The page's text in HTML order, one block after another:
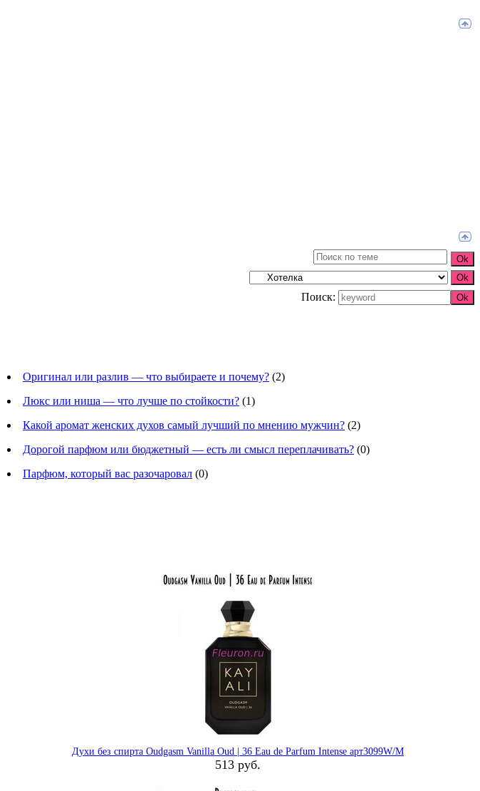
Поиск:
Оригинал или разлив — что выбираете и почему? (2)
Люкс или ниша — что лучше по стойкости? (1)
Какой аромат женских духов самый лучший по мнению мужчин? (2)
Дорогой парфюм или бюджетный — есть ли смысл переплачивать? (0)
Парфюм, который вас разочаровал (0)
Духи без спирта Oudgasm Vanilla Oud | 36 Eau de Parfum Intense арт3099W/M
513 руб.